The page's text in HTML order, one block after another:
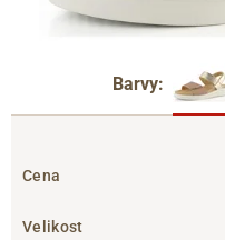
Barvy:
Cena
Velikost